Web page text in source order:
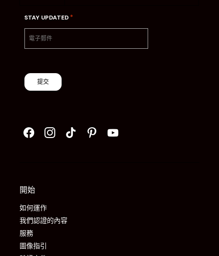
STAY UPDATED *
提交
開始
如何運作
我們認證的內容
服務
圖像指引